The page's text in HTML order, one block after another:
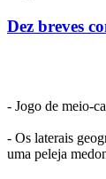
Dez breves
- Jogo de meio-
- Os laterais
uma peleja